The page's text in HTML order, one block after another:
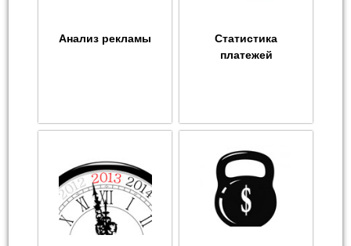
Анализ рекламы
Статистика
платежей